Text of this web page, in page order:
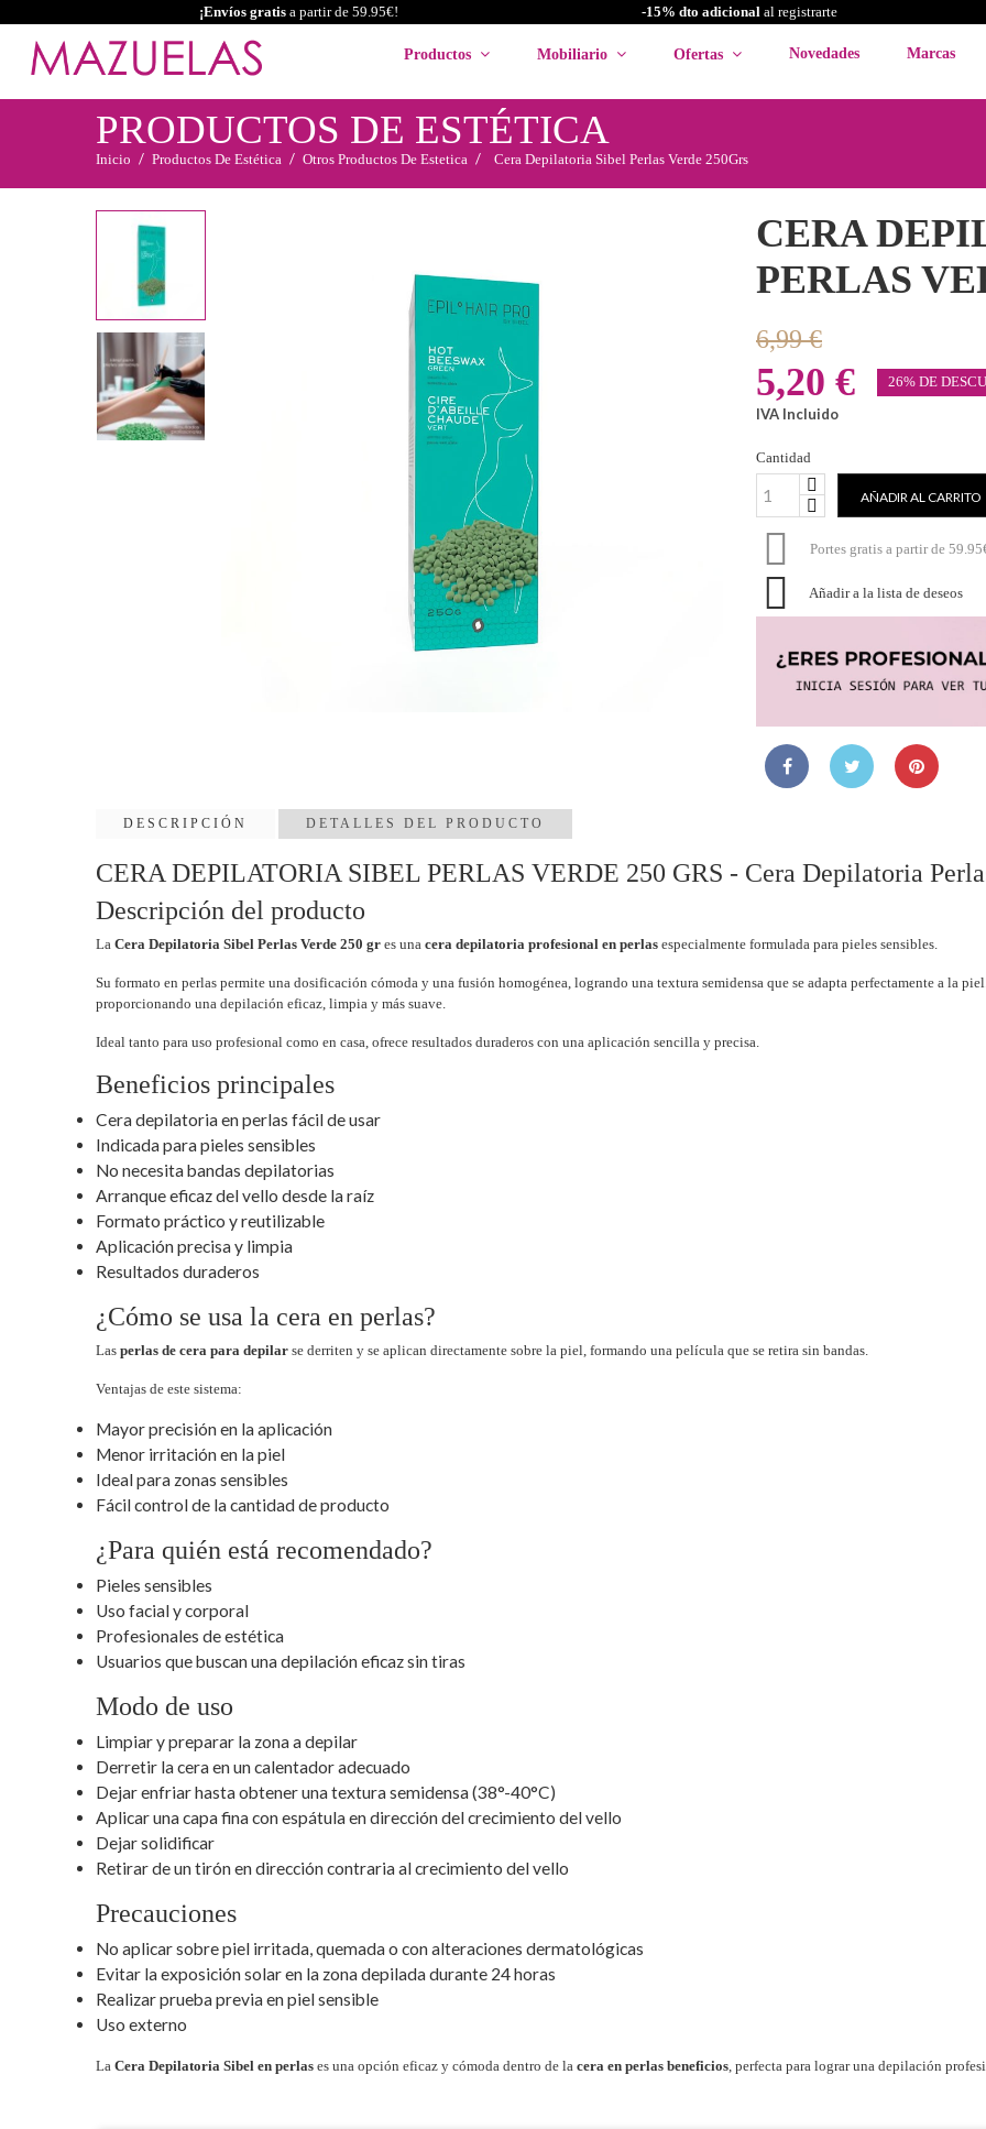
¡Envíos gratisa partir de 59.95€! -15% dto adicionalal registrarte
Productos Mobiliario Ofertas Novedades Marcas
PRODUCTOS DE ESTÉTICA
Inicio Productos De Estética Otros Productos De Estetica Cera Depilatoria Sibel Perlas Verde 250Grs
CERA
PERLAS
6,99 €
5,20 € 26% DE
IVA Incluido
Cantidad
AÑADIR AL CARRITO
 Portes gratis a partir de
 Añadir a la lista de deseos
DESCRIPCIÓN DETALLES DEL PRODUCTO
CERA DEPILATORIA SIBEL PERLAS VERDE 250 GRS - Cera Depilatoria
Descripción del producto
La Cera Depilatoria Sibel Perlas Verde 250 gr es una cera depilatoria profesional en perlas especialmente formulada para pieles sensibles.
Su formato en perlas permite una dosificación cómoda y una fusión homogénea, logrando una textura semidensa que se adapta perfectamente a la
proporcionando una depilación eficaz, limpia y más suave.
Ideal tanto para uso profesional como en casa, ofrece resultados duraderos con una aplicación sencilla y precisa.
Beneficios principales
Cera depilatoria en perlas fácil de usar
Indicada para pieles sensibles
No necesita bandas depilatorias
Arranque eficaz del vello desde la raíz
Formato práctico y reutilizable
Aplicación precisa y limpia
Resultados duraderos
¿Cómo se usa la cera en perlas?
Las perlas de cera para depilar se derriten y se aplican directamente sobre la piel, formando una película que se retira sin bandas.
Ventajas de este sistema:
Mayor precisión en la aplicación
Menor irritación en la piel
Ideal para zonas sensibles
Fácil control de la cantidad de producto
¿Para quién está recomendado?
Pieles sensibles
Uso facial y corporal
Profesionales de estética
Usuarios que buscan una depilación eficaz sin tiras
Modo de uso
Limpiar y preparar la zona a depilar
Derretir la cera en un calentador adecuado
Dejar enfriar hasta obtener una textura semidensa (38°-40°C)
Aplicar una capa fina con espátula en dirección del crecimiento del vello
Dejar solidificar
Retirar de un tirón en dirección contraria al crecimiento del vello
Precauciones
No aplicar sobre piel irritada, quemada o con alteraciones dermatológicas
Evitar la exposición solar en la zona depilada durante 24 horas
Realizar prueba previa en piel sensible
Uso externo
La Cera Depilatoria Sibel en perlas es una opción eficaz y cómoda dentro de la cera en perlas beneficios, perfecta para lograr una depilación